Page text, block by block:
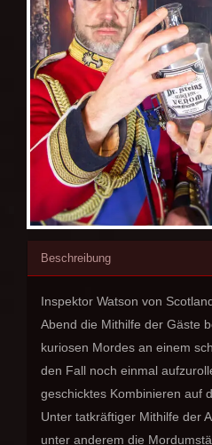
Beschreibung
Inspektor Watson von
Abend die Mithilfe der Gäste
kuriosen Mordes an einem
den Fall noch einmal
geschicktes Kombinieren auf
Unter tatkräftiger Mithilfe der
unter anderem die